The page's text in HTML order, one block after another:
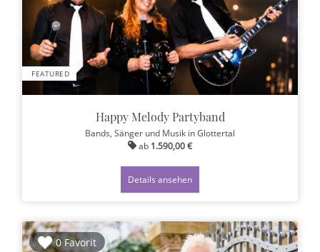
FEATURED
Happy Melody Partyband
Bands, Sänger und Musik in Glottertal
ab 1.590,00 €
Details ansehen
0 Favorit